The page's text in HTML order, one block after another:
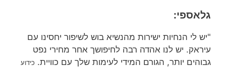
גלאספי:
"יש לי הנחיות ישירות מהנשיא בוש לשיפור יחסינו עם
עיראק. יש לנו אהדה רבה לחיפושך אחר מחירי נפט
גבוהים יותר, הגורם המידי לעימות שלך עם כוויית. כידוע